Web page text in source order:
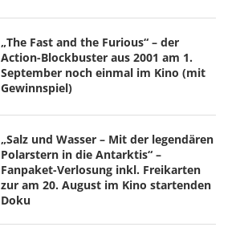
„The Fast and the Furious“ – der
Action-Blockbuster aus 2001 am 1.
September noch einmal im Kino (mit
Gewinnspiel)
„Salz und Wasser – Mit der legendären
Polarstern in die Antarktis“ –
Fanpaket-Verlosung inkl. Freikarten
zur am 20. August im Kino startenden
Doku